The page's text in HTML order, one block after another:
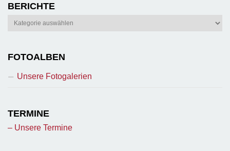
BERICHTE
Berichte
FOTOALBEN
Unsere Fotogalerien
TERMINE
– Unsere Termine